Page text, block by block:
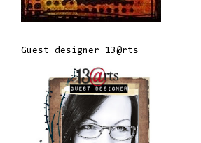
Guest designer 13@rts